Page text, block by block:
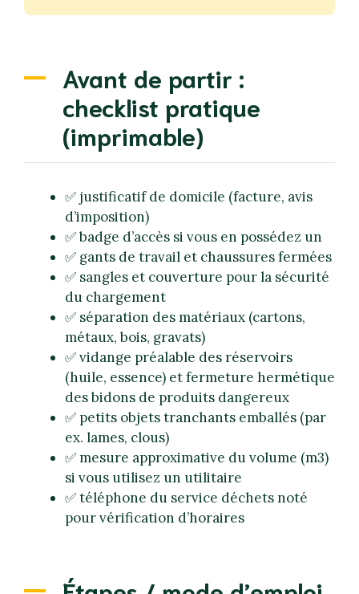
Avant de partir :
checklist pratique
(imprimable)
✅ justificatif de domicile (facture, avis
d’imposition)
✅ badge d’accès si vous en possédez un
✅ gants de travail et chaussures fermées
✅ sangles et couverture pour la sécurité
du chargement
✅ séparation des matériaux (cartons,
métaux, bois, gravats)
✅ vidange préalable des réservoirs
(huile, essence) et fermeture hermétique
des bidons de produits dangereux
✅ petits objets tranchants emballés (par
ex. lames, clous)
✅ mesure approximative du volume (m3)
si vous utilisez un utilitaire
✅ téléphone du service déchets noté
pour vérification d’horaires